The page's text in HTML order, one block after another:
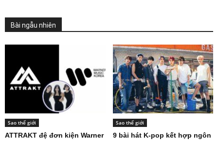
Bài ngẫu nhiên
Sao thế giới
ATTRAKT đệ đơn kiện Warner
Sao thế giới
9 bài hát K-pop kết hợp ngôn